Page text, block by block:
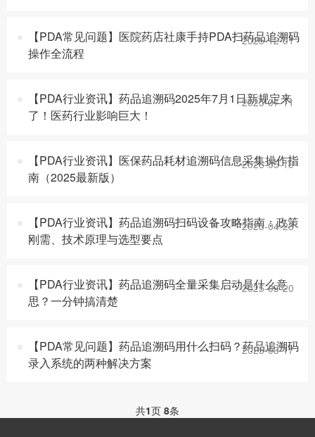
【PDA常见问题】医院药店社康手持PDA扫药品追溯码
操作全流程
2025-12-01
【PDA行业资讯】药品追溯码2025年7月1日新规定来
了！医药行业影响巨大！
2025-07-11
【PDA行业资讯】医保药品耗材追溯码信息采集操作指
南（2025最新版）
2026-05-19
【PDA行业资讯】药品追溯码扫码设备攻略指南：政策
刚需、技术原理与选型要点
2025-04-23
【PDA行业资讯】药品追溯码全量采集启动是什么意
思？一分钟搞清楚
2025-03-20
【PDA常见问题】药品追溯码用什么扫码？药品追溯码
录入系统的两种解决方案
2025-03-17
共1页 8条